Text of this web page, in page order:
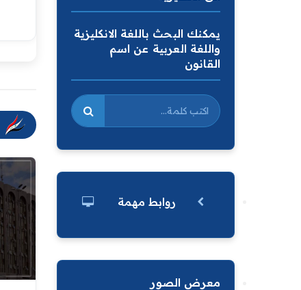
يمكنك البحث باللغة الانكليزية
واللغة العربية عن اسم
القانون
روابط مهمة
معرض الصور